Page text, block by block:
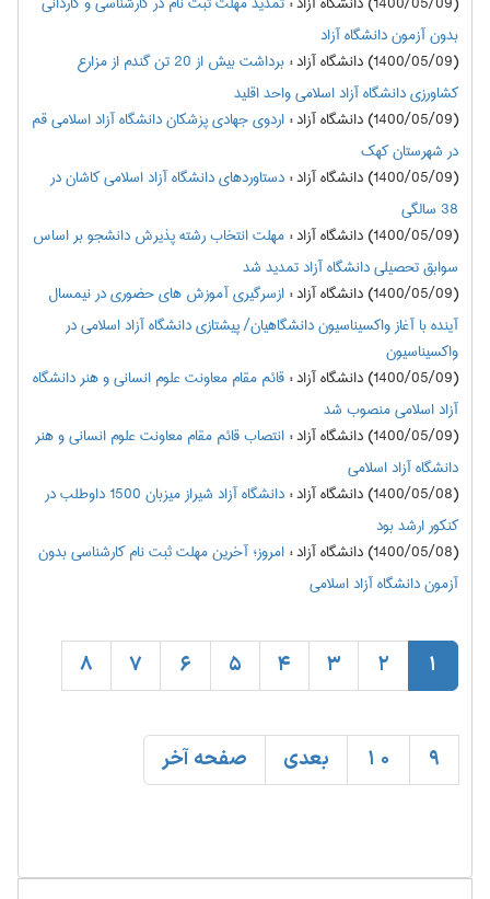
بدون آزمون دانشگاه آزاد
(1400/05/09) دانشگاه آزاد
:
برداشت بیش از 20 تن گندم از مزارع
کشاورزی دانشگاه آزاد اسلامی واحد اقلید
(1400/05/09) دانشگاه آزاد
:اردوی جهادی پزشکان دانشگاه آزاد اسلامی قم
در شهرستان کهک
(1400/05/09) دانشگاه آزاد
:دستاوردهای دانشگاه آزاد اسلامی کاشان در
38 سالگی
(1400/05/09) دانشگاه آزاد
:مهلت انتخاب رشته پذیرش دانشجو بر اساس
سوابق تحصیلی دانشگاه آزاد تمدید شد
(1400/05/09) دانشگاه آزاد
:ازسرگیری آموزش های حضوری در نیمسال
آینده با آغاز واکسیناسیون دانشگاهیان/ پیشتازی دانشگاه آزاد اسلامی در
واکسیناسیون
(1400/05/09) دانشگاه آزاد
:قائم مقام معاونت علوم انسانی و هنر دانشگاه
آزاد اسلامی منصوب شد
(1400/05/09) دانشگاه آزاد
:انتصاب قائم مقام معاونت علوم انسانی و هنر
دانشگاه آزاد اسلامی
(1400/05/08) دانشگاه آزاد
:
دانشگاه آزاد شیراز میزبان 1500 داوطلب در
کنکور ارشد بود
(1400/05/08) دانشگاه آزاد
:امروز؛ آخرین مهلت ثبت نام کارشناسی بدون
آزمون دانشگاه آزاد اسلامی
1
2
3
4
5
6
7
8
9
10 بعدی صفحه آخر